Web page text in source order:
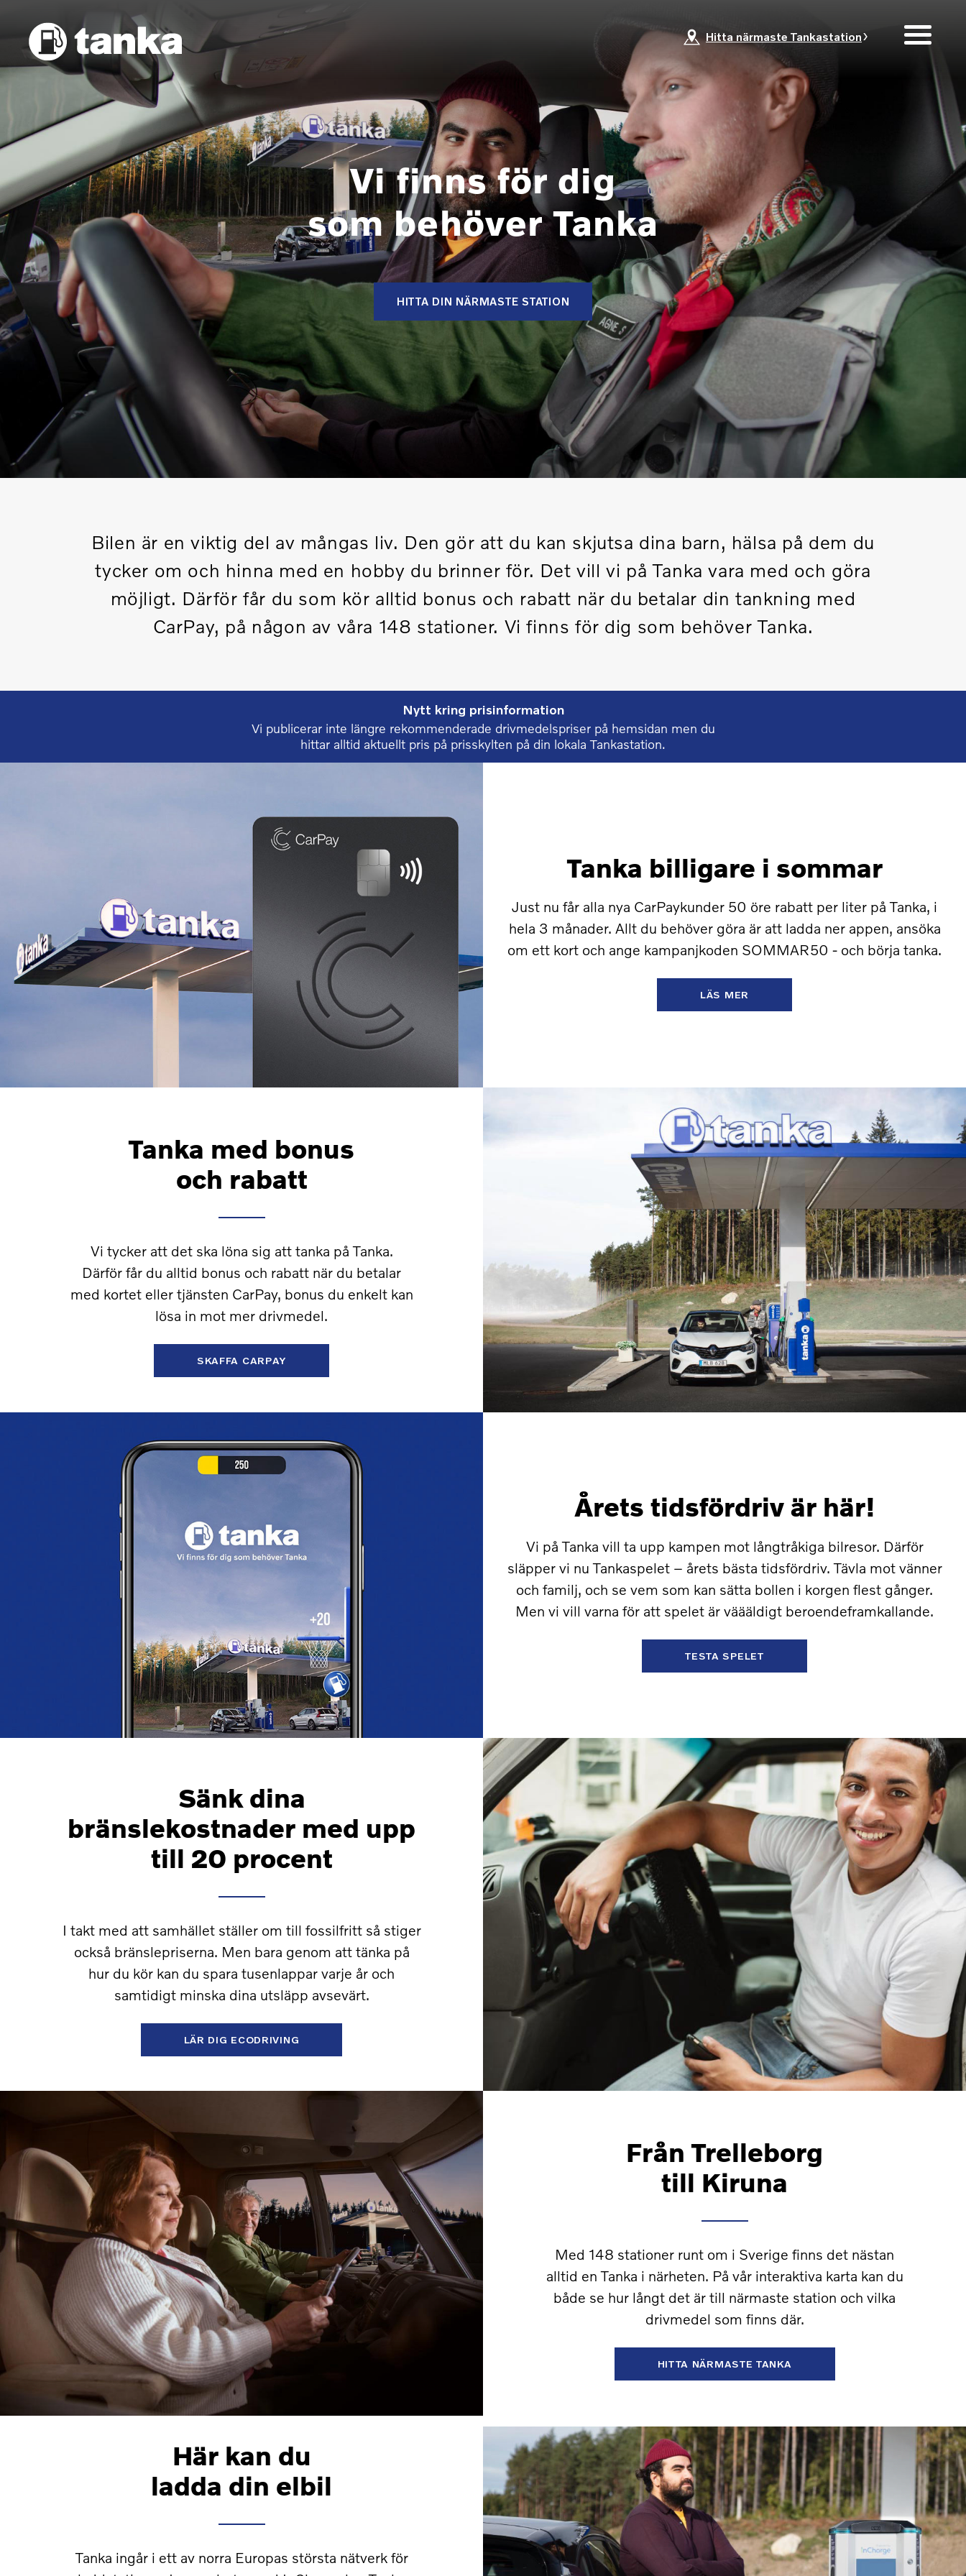
Hitta närmaste Tankastation
Vi finns för dig
som behöver Tanka
HITTA DIN NÄRMASTE STATION
Bilen är en viktig del av mångas liv. Den gör att du kan skjutsa dina barn, hälsa på dem du
tycker om och hinna med en hobby du brinner för. Det vill vi på Tanka vara med och göra
möjligt. Därför får du som kör alltid bonus och rabatt när du betalar din tankning med
CarPay, på någon av våra 148 stationer. Vi finns för dig som behöver Tanka.
Nytt kring prisinformation
Vi publicerar inte längre rekommenderade drivmedelspriser på hemsidan men du
hittar alltid aktuellt pris på prisskylten på din lokala Tankastation.
Tanka billigare i sommar
Just nu får alla nya CarPaykunder 50 öre rabatt per liter på Tanka, i
hela 3 månader. Allt du behöver göra är att ladda ner appen, ansöka
om ett kort och ange kampanjkoden SOMMAR50 - och börja tanka.
LÄS MER
Tanka med bonus
och rabatt
Vi tycker att det ska löna sig att tanka på Tanka.
Därför får du alltid bonus och rabatt när du betalar
med kortet eller tjänsten CarPay, bonus du enkelt kan
lösa in mot mer drivmedel.
SKAFFA CARPAY
Årets tidsfördriv är här!
Vi på Tanka vill ta upp kampen mot långtråkiga bilresor. Därför
släpper vi nu Tankaspelet – årets bästa tidsfördriv. Tävla mot vänner
och familj, och se vem som kan sätta bollen i korgen flest gånger.
Men vi vill varna för att spelet är väääldigt beroendeframkallande.
TESTA SPELET
Sänk dina
bränslekostnader med upp
till 20 procent
I takt med att samhället ställer om till fossilfritt så stiger
också bränslepriserna. Men bara genom att tänka på
hur du kör kan du spara tusenlappar varje år och
samtidigt minska dina utsläpp avsevärt.
LÄR DIG ECODRIVING
Från Trelleborg
till Kiruna
Med 148 stationer runt om i Sverige finns det nästan
alltid en Tanka i närheten. På vår interaktiva karta kan du
både se hur långt det är till närmaste station och vilka
drivmedel som finns där.
HITTA NÄRMASTE TANKA
Här kan du
ladda din elbil
Tanka ingår i ett av norra Europas största nätverk för